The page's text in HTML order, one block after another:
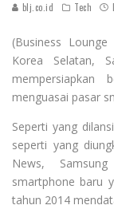
blj.co.id Tech
(Business
Korea Selatan,
mempersiapkan
menguasai pasar
Seperti yang
seperti yang
News,
smartphone baru
tahun 2014